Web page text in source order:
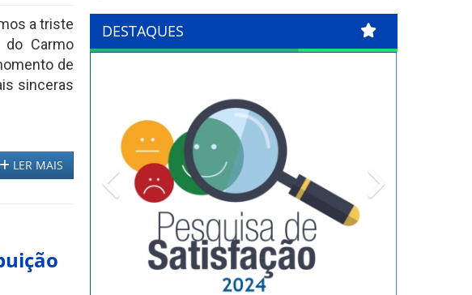
a triste
do Carmo
de
sinceras
LER MAIS
DESTAQUES
Previous